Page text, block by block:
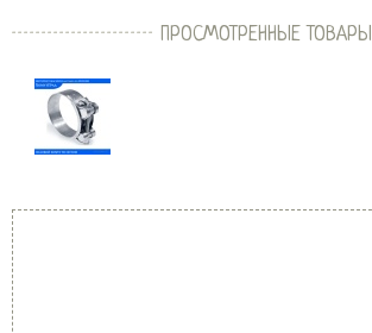
ПРОСМОТРЕННЫЕ ТОВАРЫ